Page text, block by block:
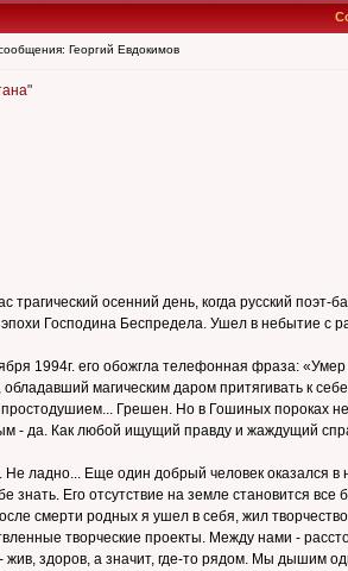
Георгий Евдокимов
осенний день, когда русский
Господина Беспредела. Ушел в небытие с
1994г. его обожгла телефонная фраза:
магическим даром притягивать к
Грешен. Но в Гошиных пороках
да. Как любой ищущий правду и жаждущий
Не ладно... Еще один добрый человек
знать. Его отсутствие на земле становится
смерти родных я ушел в себя, жил
творческие проекты. Между нами -
жив, здоров, а значит, где-то рядом. Мы дышим